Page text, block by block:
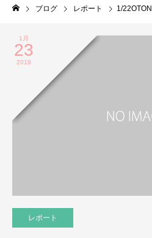
ブログ レポート 1/
1月
23
2019
レポート